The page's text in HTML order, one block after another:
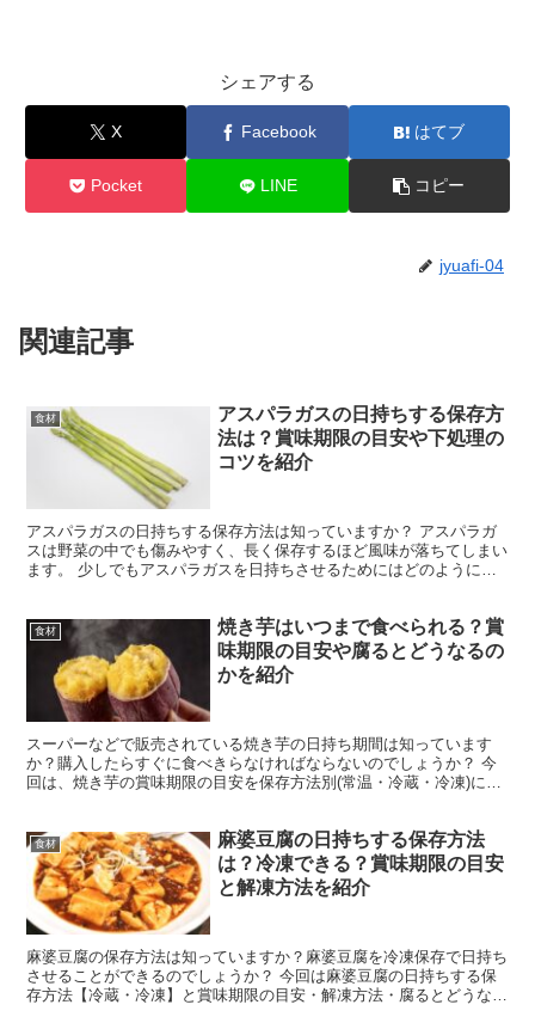
シェアする
X Facebook はてブ
Pocket LINE コピー
jyuafi-04
関連記事
食材
アスパラガスの日持ちする保存方
法は？賞味期限の目安や下処理の
コツを紹介
アスパラガスの日持ちする保存方法は知っていますか？ アスパラガ
スは野菜の中でも傷みやすく、長く保存するほど風味が落ちてしまい
ます。 少しでもアスパラガスを日持ちさせるためにはどのように保
食材
焼き芋はいつまで食べられる？賞
味期限の目安や腐るとどうなるの
かを紹介
スーパーなどで販売されている焼き芋の日持ち期間は知っています
か？購入したらすぐに食べきらなければならないのでしょうか？ 今
回は、焼き芋の賞味期限の目安を保存方法別(常温・冷蔵・冷凍)に紹
食材
麻婆豆腐の日持ちする保存方法
は？冷凍できる？賞味期限の目安
と解凍方法を紹介
麻婆豆腐の保存方法は知っていますか？麻婆豆腐を冷凍保存で日持ち
させることができるのでしょうか？ 今回は麻婆豆腐の日持ちする保
存方法【冷蔵・冷凍】と賞味期限の目安・解凍方法・腐るとどうなる